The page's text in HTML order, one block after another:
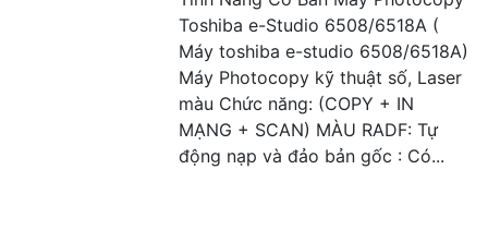
Toshiba e-Studio 6508/6518A (
Máy toshiba e-studio 6508/6518A)
Máy Photocopy kỹ thuật số, Laser
màu Chức năng: (COPY + IN
MẠNG + SCAN) MÀU RADF: Tự
động nạp và đảo bản gốc : Có...